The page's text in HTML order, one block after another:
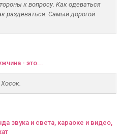
к вопросу. Как одеваться
раздеваться. Самый дорогой
- это...
звука и света, караоке и видео,